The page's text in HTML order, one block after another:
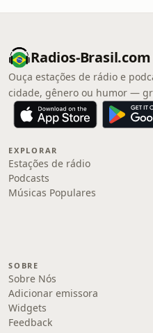
Radios-Brasil.com
Ouça estações de rádio e
cidade, gênero ou humor —
EXPLORAR
Estações de rádio
Podcasts
Músicas Populares
SOBRE
Sobre Nós
Adicionar emissora
Widgets
Feedback